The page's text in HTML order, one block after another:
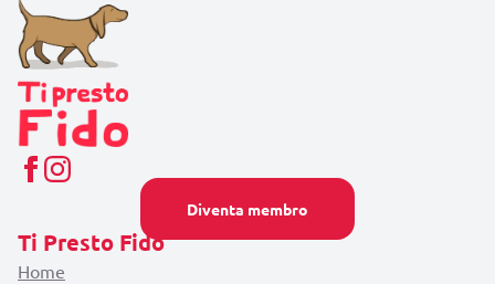
Diventa membro
Ti Presto Fido
Home